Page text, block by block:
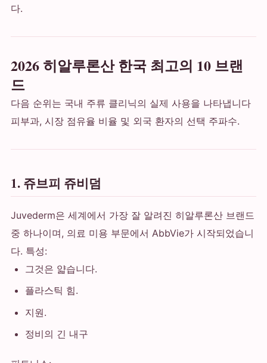
다.
2026 히알루론산 한국 최고의 10 브랜
드
다음 순위는 국내 주류 클리닉의 실제 사용을 나타냅니다
피부과, 시장 점유율 비율 및 외국 환자의 선택 주파수.
1. 쥬브피 쥬비덤
Juvederm은 세계에서 가장 잘 알려진 히알루론산 브랜드
중 하나이며, 의료 미용 부문에서 AbbVie가 시작되었습니
다. 특성:
그것은 얇습니다.
플라스틱 힘.
지원.
정비의 긴 내구